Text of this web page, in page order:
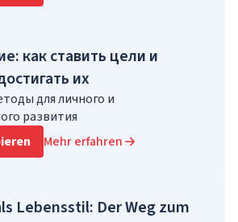
как ставить цели и
их
для личного и
развития
Mehr erfahren
Lebensstil: Der Weg zum